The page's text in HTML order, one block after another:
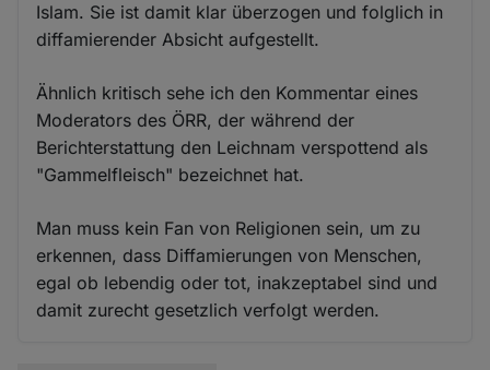
Islam. Sie ist damit klar überzogen und folglich in
diffamierender Absicht aufgestellt.
Ähnlich kritisch sehe ich den Kommentar eines
Moderators des ÖRR, der während der
Berichterstattung den Leichnam verspottend als
"Gammelfleisch" bezeichnet hat.
Man muss kein Fan von Religionen sein, um zu
erkennen, dass Diffamierungen von Menschen,
egal ob lebendig oder tot, inakzeptabel sind und
damit zurecht gesetzlich verfolgt werden.